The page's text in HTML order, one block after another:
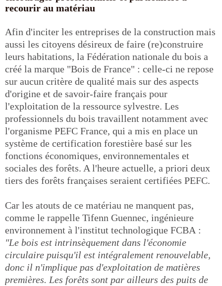
recourir au matériau
Afin d'inciter les entreprises de la construction mais
aussi les citoyens désireux de faire (re)construire
leurs habitations, la Fédération nationale du bois a
créé la marque "Bois de France" : celle-ci ne repose
sur aucun critère de qualité mais sur des aspects
d'origine et de savoir-faire français pour
l'exploitation de la ressource sylvestre. Les
professionnels du bois travaillent notamment avec
l'organisme PEFC France, qui a mis en place un
système de certification forestière basé sur les
fonctions économiques, environnementales et
sociales des forêts. A l'heure actuelle, a priori deux
tiers des forêts françaises seraient certifiées PEFC.
Car les atouts de ce matériau ne manquent pas,
comme le rappelle Tifenn Guennec, ingénieure
environnement à l'institut technologique FCBA :
"Le bois est intrinsèquement dans l'économie
circulaire puisqu'il est intégralement renouvelable,
donc il n'implique pas d'exploitation de matières
premières. Les forêts sont par ailleurs des puits de